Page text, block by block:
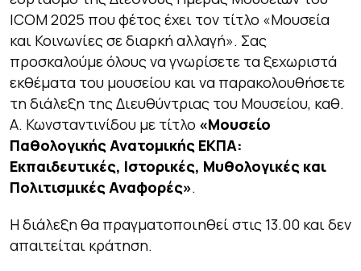
ICOM 2025 που φέτος έχει τον τίτλο «Μουσεία
και Κοινωνίες σε διαρκή αλλαγή». Σας
προσκαλούμε όλους να γνωρίσετε τα ξεχωριστά
εκθέματα του μουσείου και να παρακολουθήσετε
τη διάλεξη της Διευθύντριας του Μουσείου, καθ.
Α. Κωνσταντινίδου με τίτλο «Μουσείο
Παθολογικής Ανατομικής ΕΚΠΑ:
Εκπαιδευτικές, Ιστορικές, Μυθολογικές και
Πολιτισμικές Αναφορές».
Η διάλεξη θα πραγματοποιηθεί στις 13.00 και δεν
απαιτείται κράτηση.